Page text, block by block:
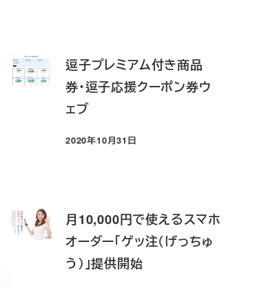
逗子プレミアム付き商品
券・逗子応援クーポン券ウ
ェブ
投稿日
2020年10月31日
月10,000円で使えるスマホ
オーダー「ゲッ注（げっちゅ
う）」提供開始